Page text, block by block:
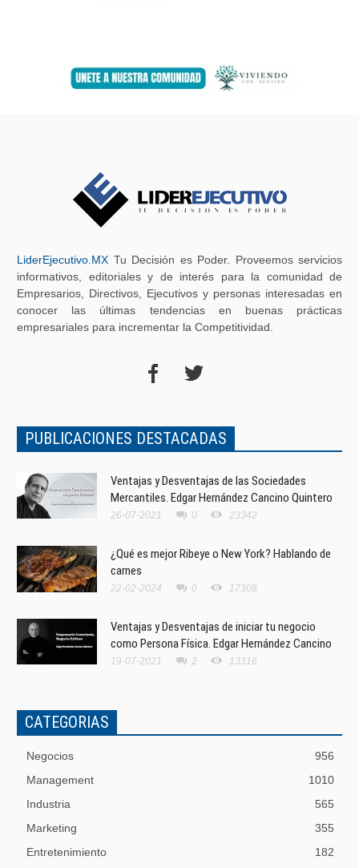
LiderEjecutivo.MX Tu Decisión es Poder. Proveemos servicios
informativos, editoriales y de interés para la comunidad de
Empresarios, Directivos, Ejecutivos y personas interesadas en
conocer las últimas tendencias en buenas prácticas
empresariales para incrementar la Competitividad.
PUBLICACIONES DESTACADAS
Ventajas y Desventajas de las Sociedades
Mercantiles. Edgar Hernández Cancino Quintero
26-07-2021 0 23342
¿Qué es mejor Ribeye o New York? Hablando de
carnes
22-02-2024 0 17308
Ventajas y Desventajas de iniciar tu negocio
como Persona Física. Edgar Hernández Cancino
19-07-2021 2 13316
CATEGORIAS
Negocios
956
Management
1010
Industria
565
Marketing
355
Entretenimiento
182